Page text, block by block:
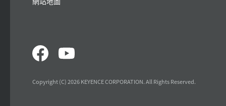
Copyright (C) 2026 KEYENCE CORPORATION. All Rights Reserved.